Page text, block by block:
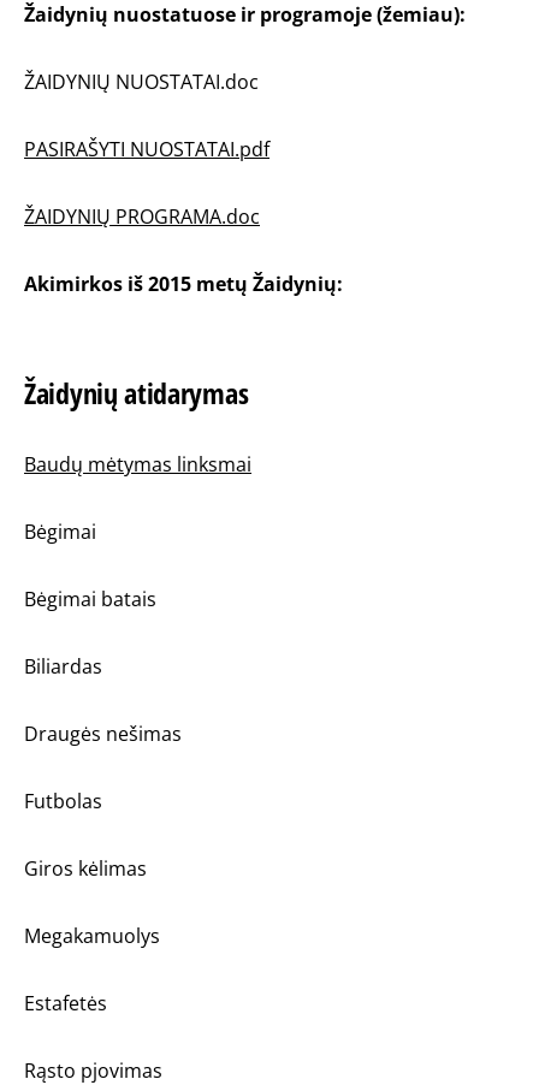
Žaidynių nuostatuose ir programoje (žemiau):
ŽAIDYNIŲ NUOSTATAI.doc
PASIRAŠYTI NUOSTATAI.pdf
ŽAIDYNIŲ PROGRAMA.doc
Akimirkos iš 2015 metų Žaidynių:
Žaidynių atidarymas
Baudų mėtymas linksmai
Bėgimai
Bėgimai batais
Biliardas
Draugės nešimas
Futbolas
Giros kėlimas
Megakamuolys
Estafetės
Rąsto pjovimas